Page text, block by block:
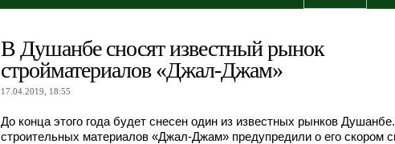
В Душанбе сносят известный рынок
стройматериалов «Джал-Джам»
17.04.2019, 18:55
До конца этого года будет снесен один из известных рынков
строительных материалов «Джал-Джам» предупредили о его скором